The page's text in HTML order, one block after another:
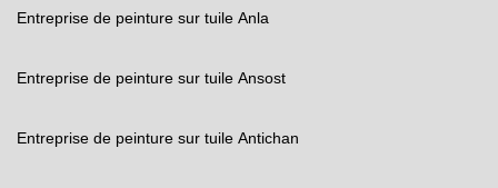
Entreprise de peinture sur tuile Anla
Entreprise de peinture sur tuile Ansost
Entreprise de peinture sur tuile Antichan